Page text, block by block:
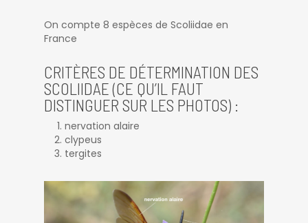
On compte 8 espèces de Scoliidae en
France
CRITÈRES DE DÉTERMINATION DES
SCOLIIDAE (CE QU’IL FAUT
DISTINGUER SUR LES PHOTOS) :
nervation alaire
clypeus
tergites